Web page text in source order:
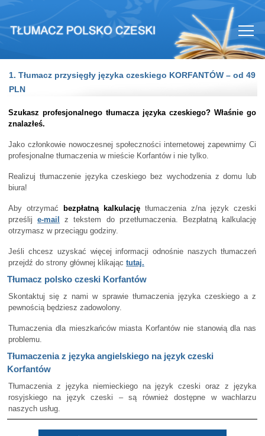
1. Tłumacz przysięgły języka czeskiego KORFANTÓW – od 49
PLN
Szukasz profesjonalnego tłumacza języka czeskiego? Właśnie go
znalazłeś.
Jako członkowie nowoczesnej społeczności internetowej zapewnimy Ci
profesjonalne tłumaczenia w mieście Korfantów i nie tylko.
Realizuj tłumaczenie języka czeskiego bez wychodzenia z domu lub
biura!
Aby otrzymać bezpłatną kalkulację tłumaczenia z/na język czeski
prześlije-mail
z tekstem do przetłumaczenia. Bezpłatną kalkulację
otrzymasz w przeciągu godziny.
Jeśli chcesz uzyskać więcej informacji odnośnie naszych tłumaczeń
przejdź do strony głównej klikając tutaj.
Tłumacz polsko czeski Korfantów
Skontaktuj się z nami w sprawie tłumaczenia języka czeskiego a z
pewnością będziesz zadowolony.
Tłumaczenia dla mieszkańców miasta Korfantów nie stanowią dla nas
problemu.
Tłumaczenia z języka angielskiego na język czeski
Korfantów
Tłumaczenia z języka niemieckiego na język czeski oraz z języka
rosyjskiego na język czeski – są również dostępne w wachlarzu
naszych usług.